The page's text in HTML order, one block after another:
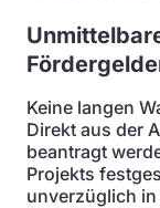
Keine langen
Direkt aus der
beantragt
Projekts
unverzüglich